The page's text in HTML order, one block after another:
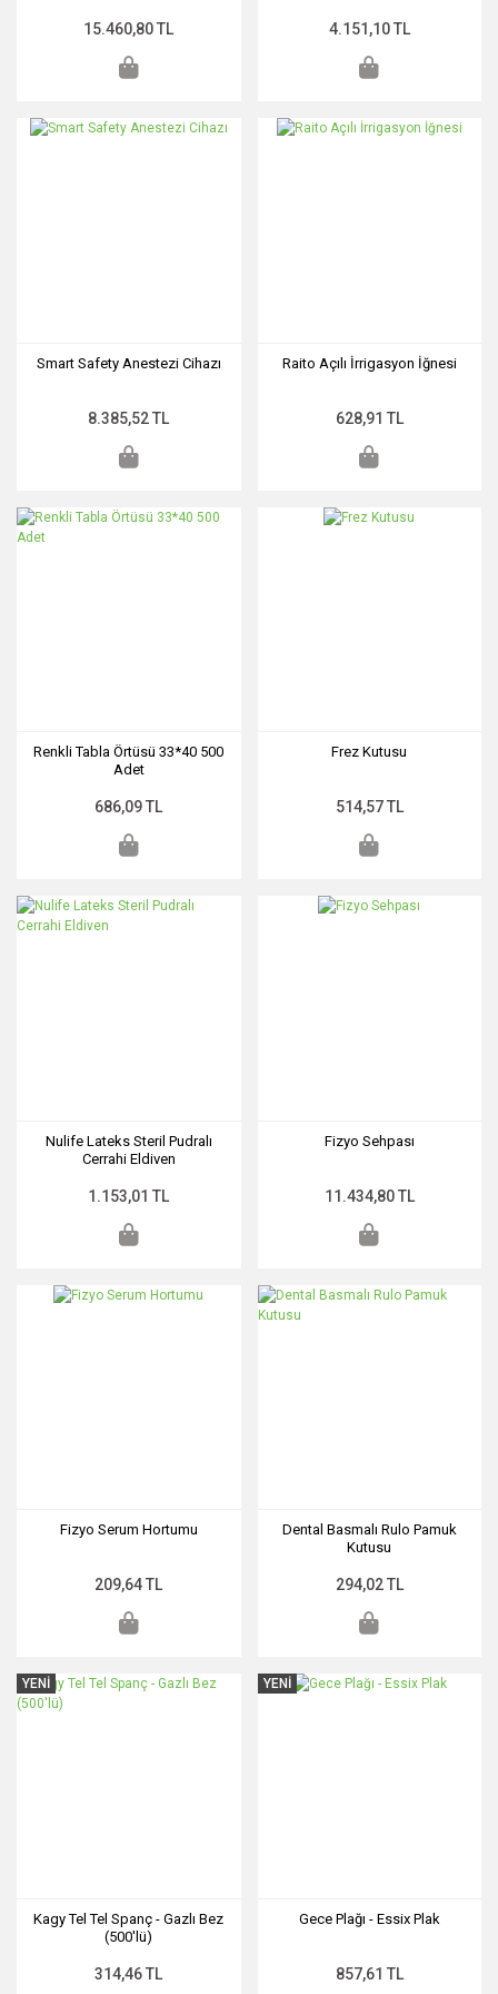
15.460,80 TL 4.151,10 TL
Smart Safety Anestezi Cihazı
8.385,52 TL
Raito Açılı İrrigasyon İğnesi
628,91 TL
Renkli Tabla Örtüsü 33*40 500
Adet
686,09 TL
Frez Kutusu
514,57 TL
Nulife Lateks Steril Pudralı
Cerrahi Eldiven
1.153,01 TL
Fizyo Sehpası
11.434,80 TL
Fizyo Serum Hortumu
209,64 TL
Dental Basmalı Rulo Pamuk
Kutusu
294,02 TL
YENİ
Kagy Tel Tel Spanç - Gazlı Bez
(500'lü)
314,46 TL
YENİ
Gece Plağı - Essix Plak
857,61 TL